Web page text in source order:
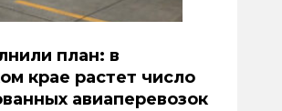
план: в
крае растет число
авиаперевозок